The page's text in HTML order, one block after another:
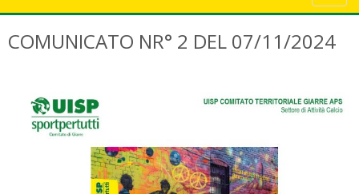
COMUNICATO NR° 2 DEL 07/11/2024